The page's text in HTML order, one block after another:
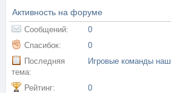
Активность на форуме
Сообщений:
0
Спасибок:
0
Последняя
тема:
Рейтинг: 0